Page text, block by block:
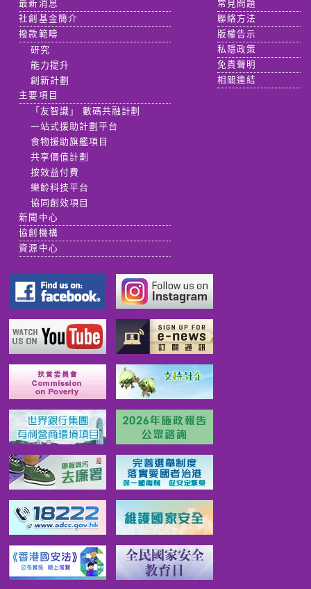
最新消息
社創基金簡介
撥款範疇
研究
能力提升
創新計劃
主要項目
「友智識」 數碼共融計劃
一站式援助計劃平台
食物援助旗艦項目
共享價值計劃
按效益付費
樂齡科技平台
協同創效項目
新聞中心
協創機構
資源中心
常見問題
聯絡方法
版權告示
私隱政策
免責聲明
相關連結